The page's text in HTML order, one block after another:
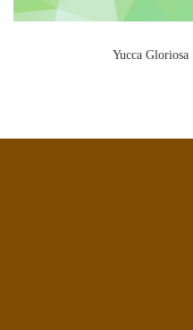
Yucca Gloriosa